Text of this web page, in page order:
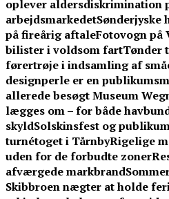
oplever aldersdiskrimination
arbejdsmarkedetSønderjyske
på fireårig aftaleFotovogn på
bilister i voldsom fartTønder
førertrøje i indsamling af
designperle er en
allerede besøgt Museum
lægges om – for både
skyldSolskinsfest og
turnétoget i TårnbyRigelige
uden for de forbudte zoner
afværgede markbrand
Skibbroen nægter at holde